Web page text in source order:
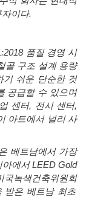
자이다.
품질 경영 시
골 구조 설계 용량
기 쉬운 단순한 것
공급할 수 있으며
센터, 전시 센터,
아트에서 널리 사
베트남에서 가장
아에서LEED Gold
국녹색건축위원회
받은 베트남 최초